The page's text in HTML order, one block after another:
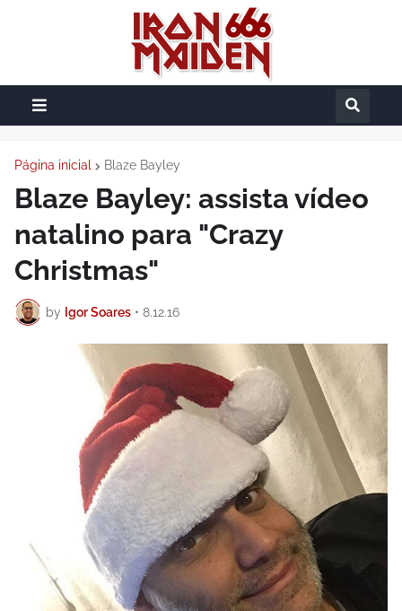
Página inicial Blaze Bayley
Blaze Bayley: assista vídeo
natalino para "Crazy
Christmas"
by Igor Soares • 8.12.16